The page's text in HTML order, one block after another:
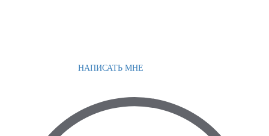
НАПИСАТЬ МНЕ